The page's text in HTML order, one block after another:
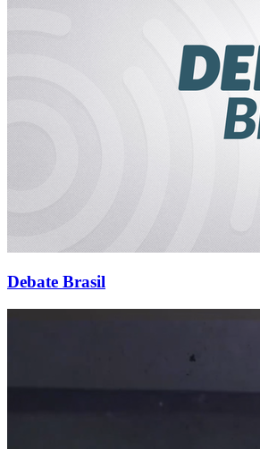
Debate Brasil